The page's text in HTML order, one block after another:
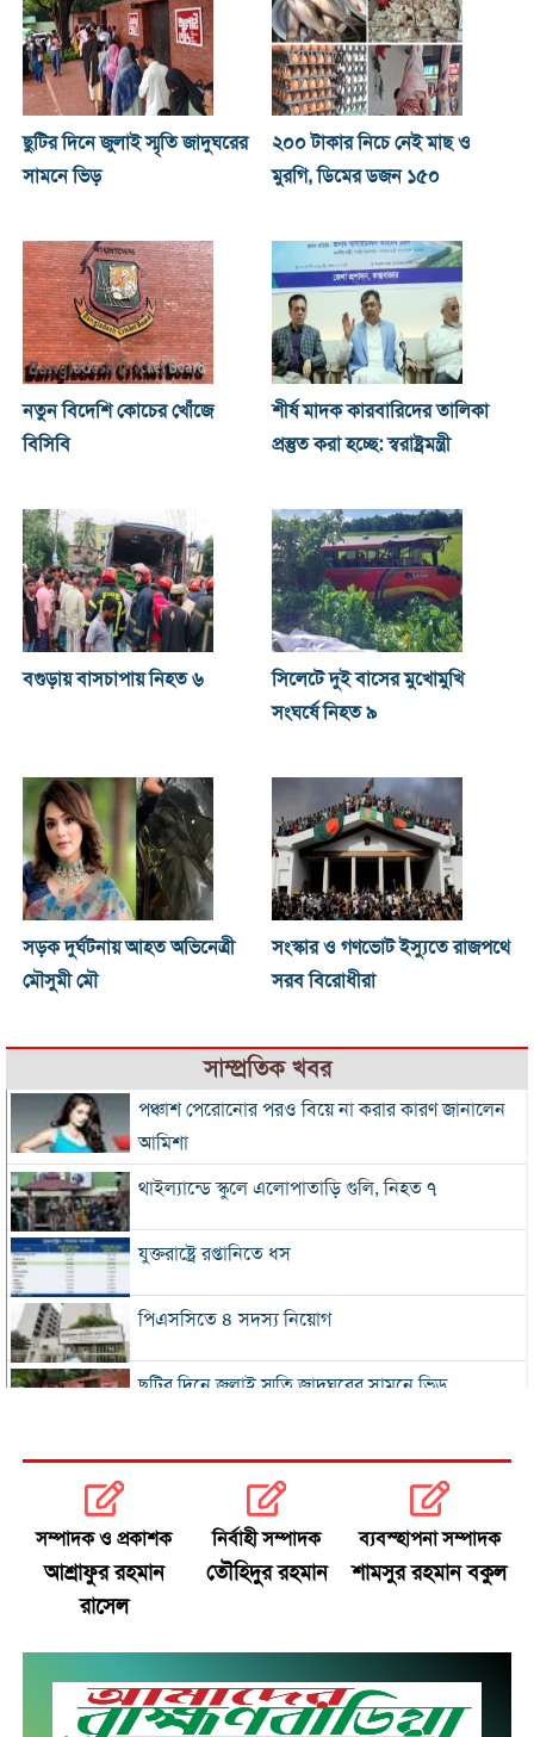
ছুটির দিনে জুলাই স্মৃতি জাদুঘরের
সামনে ভিড়
২০০ টাকার নিচে নেই মাছ ও
মুরগি, ডিমের ডজন ১৫০
নতুন বিদেশি কোচের খোঁজে
বিসিবি
শীর্ষ মাদক কারবারিদের তালিকা
প্রস্তুত করা হচ্ছে: স্বরাষ্ট্রমন্ত্রী
বগুড়ায় বাসচাপায় নিহত ৬
সিলেটে দুই বাসের মুখোমুখি
সংঘর্ষে নিহত ৯
সড়ক দুর্ঘটনায় আহত অভিনেত্রী
মৌসুমী মৌ
সংস্কার ও গণভোট ইস্যুতে রাজপথে
সরব বিরোধীরা
সাম্প্রতিক খবর
পঞ্চাশ পেরোনোর পরও বিয়ে না করার কারণ জানালেন
আমিশা
থাইল্যান্ডে স্কুলে এলোপাতাড়ি গুলি, নিহত ৭
যুক্তরাষ্ট্রে রপ্তানিতে ধস
পিএসসিতে ৪ সদস্য নিয়োগ
ছুটির দিনে জুলাই স্মৃতি জাদুঘরের সামনে ভিড়
নতুন বিদেশি কোচের খোঁজে বিসিবি
শীর্ষ মাদক কারবারিদের তালিকা প্রস্তুত করা হচ্ছে:
সিলেটে দুই বাসের মুখোমুখি সংঘর্ষে নিহত ৯
সম্পাদক ও প্রকাশক
আশ্রাফুর রহমান
রাসেল
নির্বাহী সম্পাদক
তৌহিদুর রহমান
ব্যবস্হাপনা সম্পাদক
শামসুর রহমান বকুল